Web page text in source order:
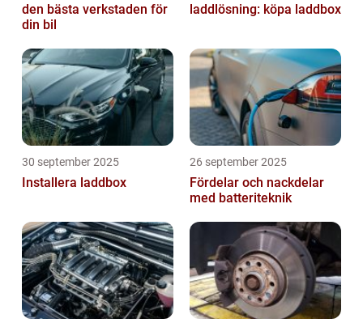
den bästa verkstaden för
din bil
laddlösning: köpa laddbox
30 september 2025
Installera laddbox
26 september 2025
Fördelar och nackdelar
med batteriteknik